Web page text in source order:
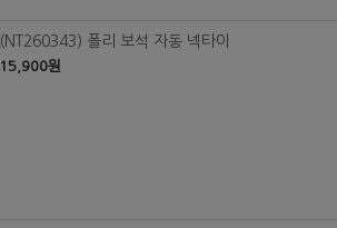
(NT260343) 폴리 보석 자동 넥타이
15,900원